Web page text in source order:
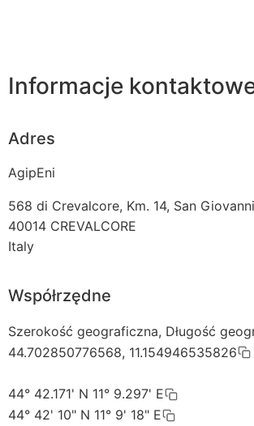
Informacje
Adres
AgipEni
568 di Crevalcore, Km. 14, San
40014 CREVALCORE
Italy
Współrzędne
Szerokość geograficzna, Długość
44.702850776568, 11.154946535826
44° 42.171' N 11° 9.297' E
44° 42' 10" N 11° 9' 18" E